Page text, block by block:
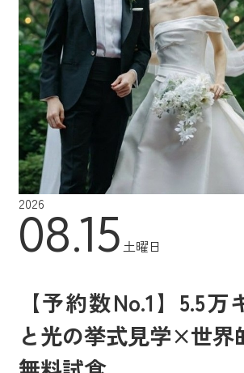
2026
08.15土曜日
【予約数No.1】5.5
と光の挙式見学×世界